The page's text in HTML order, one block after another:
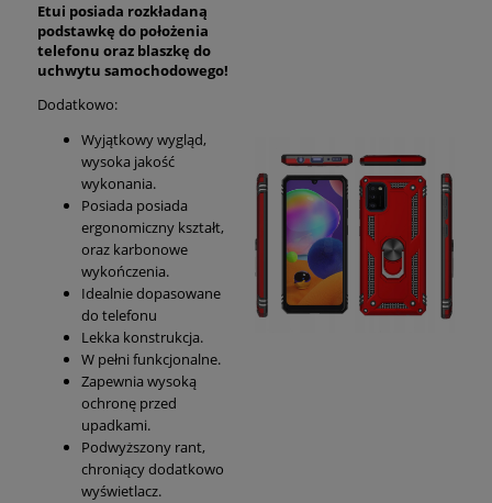
Etui posiada rozkładaną
podstawkę do położenia
telefonu oraz blaszkę do
uchwytu samochodowego!
Dodatkowo:
Wyjątkowy wygląd,
wysoka jakość
wykonania.
Posiada posiada
ergonomiczny kształt,
oraz karbonowe
wykończenia.
Idealnie dopasowane
do telefonu
Lekka konstrukcja.
W pełni funkcjonalne.
Zapewnia wysoką
ochronę przed
upadkami.
Podwyższony rant,
chroniący dodatkowo
wyświetlacz.